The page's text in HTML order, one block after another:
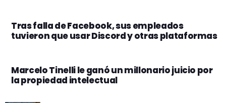
Tras falla de Facebook, sus empleados
tuvieron que usar Discord y otras plataformas
Marcelo Tinelli le ganó un millonario juicio por
la propiedad intelectual